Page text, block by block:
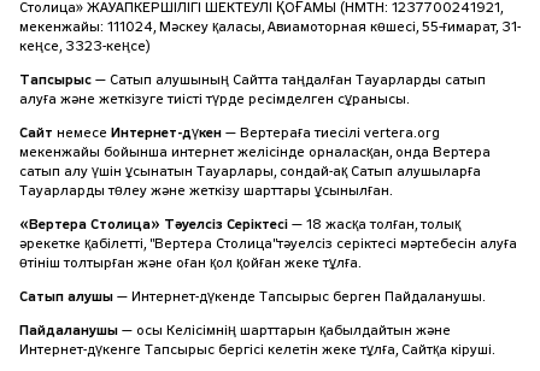
Столица» ЖАУАПКЕРШІЛІГІ ШЕКТЕУЛІ ҚОҒАМЫ (НМТН: 1237700241921,
мекенжайы: 111024, Мәскеу қаласы, Авиамоторная көшесі, 55-ғимарат, 31-
кеңсе, 3323-кеңсе)
Тапсырыс — Сатып алушының Сайтта таңдалған Тауарларды сатып
алуға және жеткізуге тиісті түрде ресімделген сұранысы.
Сайт немесе Интернет-дүкен — Вертераға тиесілі vertera.org
мекенжайы бойынша интернет желісінде орналасқан, онда Вертера
сатып алу үшін ұсынатын Тауарлары, сондай-ақ Сатып алушыларға
Тауарларды төлеу және жеткізу шарттары ұсынылған.
«Вертера Столица» Тәуелсіз Серіктесі — 18 жасқа толған, толық
әрекетке қабілетті, "Вертера Столица"тәуелсіз серіктесі мәртебесін алуға
өтініш толтырған және оған қол қойған жеке тұлға.
Сатып алушы — Интернет-дүкенде Тапсырыс берген Пайдаланушы.
Пайдаланушы — осы Келісімнің шарттарын қабылдайтын және
Интернет-дүкенге Тапсырыс бергісі келетін жеке тұлға, Сайтқа кіруші.